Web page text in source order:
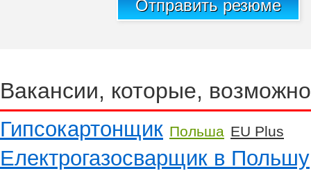
Отправить резюме
Вакансии, которые,
Гипсокартонщик Польша EU Plus
Електрогазосварщик в Польшу